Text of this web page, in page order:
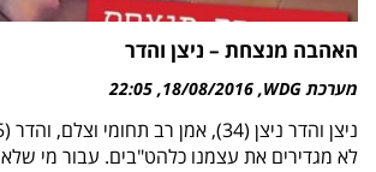
האהבה מנצחת – ניצן והדר
מערכת WDG 18/08/2016
22:05
לא מגדירים את עצמנו כלהט"בים. עבור מי שלא